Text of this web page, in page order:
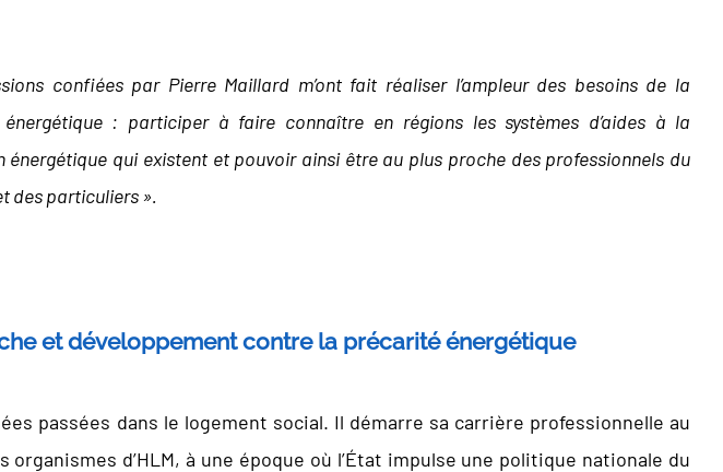
confiées par Pierre Maillard m’ont fait réaliser l’ampleur des besoins de la
: participer à faire connaître en régions les systèmes d’aides à la
énergétique qui existent et pouvoir ainsi être au plus proche des professionnels du
des particuliers ».
et développement contre la précarité énergétique
passées dans le logement social. Il démarre sa carrière professionnelle au
d’HLM, à une époque où l’État impulse une politique nationale du